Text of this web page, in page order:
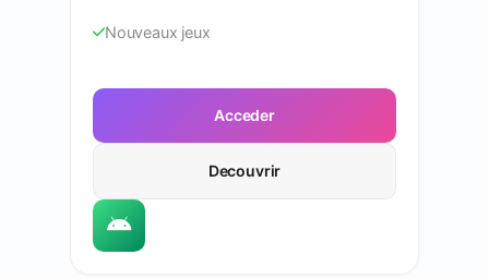
Nouveaux jeux
Acceder
Decouvrir